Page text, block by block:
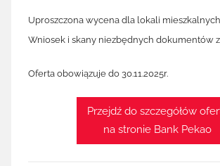
Uproszczona wycena dla lokali mieszkalnych
Wniosek i skany niezbędnych dokumentów
Oferta obowiązuje do 30.11.2025r.
Przejdź do szczegółów
na stronie Bank Pekao